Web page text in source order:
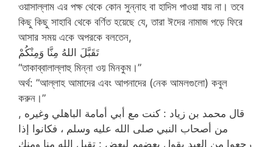
ওয়াসাল্লাম এর পক্ষ থেকে কোন সুন্নাহ বা হাদিস পাওয়া যায় না। তবে
কিছু কিছু সাহাবি থেকে বর্ণিত হয়েছে‌ যে, তারা ঈদের নামাজ পড়ে ফিরে
আসার সময় একে অপরকে বলতেন,
تَقَبَّلَ اللهُ مِنَّا وَمِنْكُمْ
“তাকাব্বালাল্লাহু মিন্না ওয় মিনকুম।”
অর্থ: ”আল্লাহ আমাদের এবং আপনাদের (নেক আমলগুলো) কবুল
করুন।”
, قال محمد بن زياد : كنت مع أبي أمامة الباهلي وغيره
من أصحاب النبي صلى الله عليه وسلم ، فكانوا إذا
رجعوا من العيد يقول بعضهم لبعض : تقبل الله منا ومنك